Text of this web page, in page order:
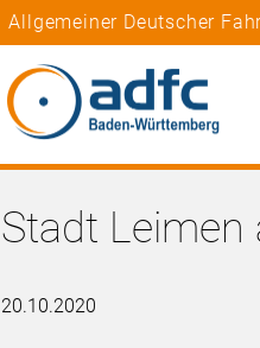
Allgemeiner Deutscher
Stadt Leimen
20.10.2020